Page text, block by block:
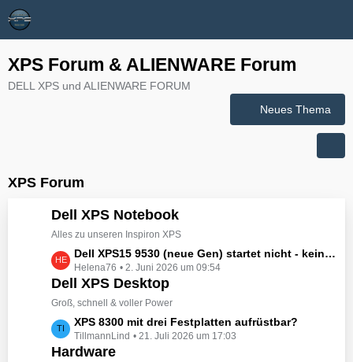
XPS Forum & ALIENWARE Forum
DELL XPS und ALIENWARE FORUM
Neues Thema
XPS Forum
Dell XPS Notebook
Alles zu unseren Inspiron XPS
L
e
t
z
e
B
Dell XPS15 9530 (neue Gen) startet nicht - kein booten, kein Licht - nichts tut sich - hat jemand eine Idee wie man ihn zum Leben erwecken könnte?
Helena76 2. Juni 2026 um 09:54
Dell XPS Desktop
Groß, schnell & voller Power
L
e
t
XPS 8300 mit drei Festplatten aufrüstbar?
TillmannLind 21. Juli 2026 um 17:03
Hardware